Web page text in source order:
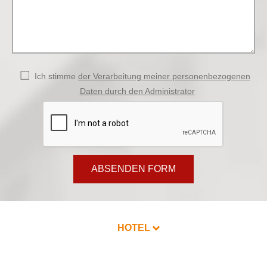
Ich stimme der Verarbeitung meiner personenbezogenen
Daten durch den Administrator
ABSENDEN FORM
HOTEL